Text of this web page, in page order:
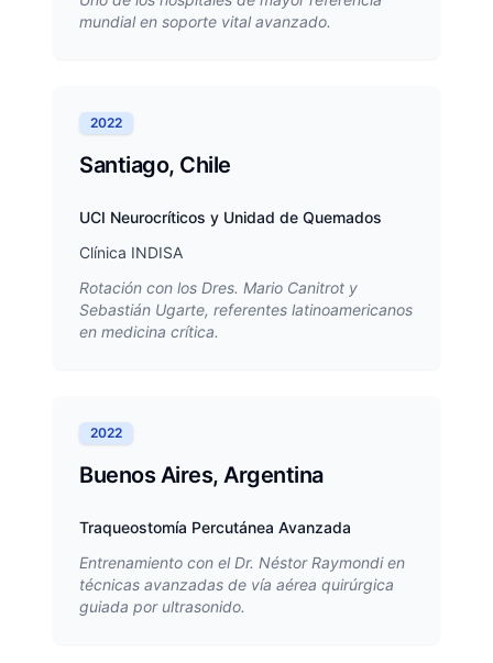
mundial en soporte vital avanzado.
2022
Santiago, Chile
UCI Neurocríticos y Unidad de Quemados
Clínica INDISA
Rotación con los Dres. Mario Canitrot y
Sebastián Ugarte, referentes latinoamericanos
en medicina crítica.
2022
Buenos Aires, Argentina
Traqueostomía Percutánea Avanzada
Entrenamiento con el Dr. Néstor Raymondi en
técnicas avanzadas de vía aérea quirúrgica
guiada por ultrasonido.